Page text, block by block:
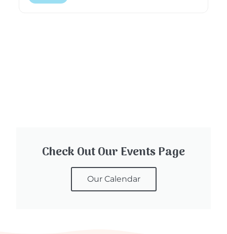
Check Out Our Events Page
Our Calendar